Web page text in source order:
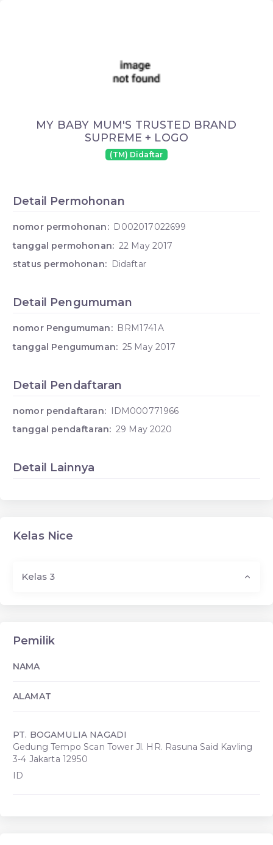
MY BABY MUM'S TRUSTED BRAND
SUPREME + LOGO
(TM) Didaftar
Detail Permohonan
nomor permohonan: D002017022699
tanggal permohonan: 22 May 2017
status permohonan: Didaftar
Detail Pengumuman
nomor Pengumuman: BRM1741A
tanggal Pengumuman: 25 May 2017
Detail Pendaftaran
nomor pendaftaran: IDM000771966
tanggal pendaftaran: 29 May 2020
Detail Lainnya
Kelas Nice
Kelas 3
Pemilik
NAMA
ALAMAT
PT. BOGAMULIA NAGADI
Gedung Tempo Scan Tower Jl. HR. Rasuna Said Kavling
3-4 Jakarta 12950
ID